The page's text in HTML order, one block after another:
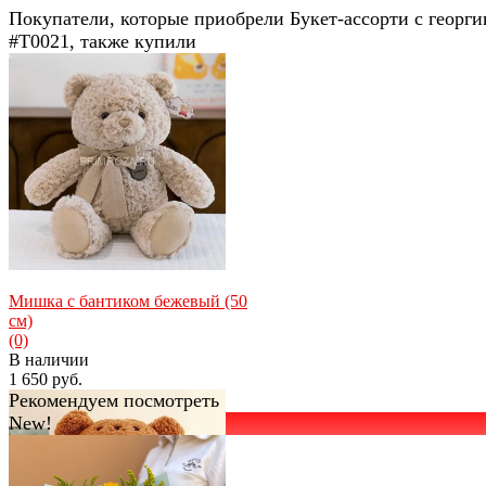
Покупатели, которые приобрели Букет-ассорти с
#Т0021, также купили
Мишка с бантиком бежевый (50
см)
(0)
В наличии
1 650 руб.
Рекомендуем посмотреть
New!